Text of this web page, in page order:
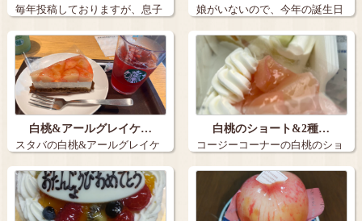
毎年投稿しておりますが、息子
の誕生日ケー…
娘がいないので、今年の誕生日
ケーキは３個…
白桃&アールグレイケ…
スタバの白桃&アールグレイケ
ーキとアイス…
白桃のショート&2種…
コージーコーナーの白桃のショ
ートと2種の…